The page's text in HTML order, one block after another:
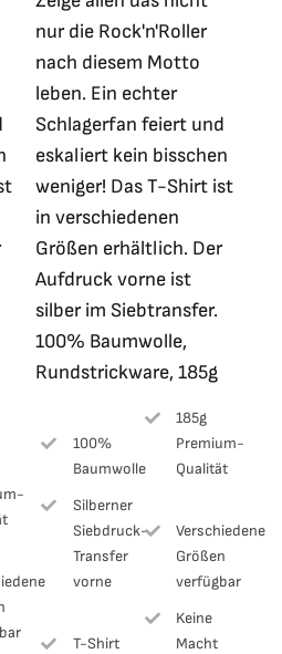
21,90 €5,00 €.
nur die Rock'n'Roller
nach diesem Motto
leben. Ein echter
Schlagerfan feiert und
eskaliert kein bisschen
weniger! Das T-Shirt ist
in verschiedenen
Größen erhältlich. Der
Aufdruck vorne ist
silber im Siebtransfer.
100% Baumwolle,
Rundstrickware, 185g
100%
Baumwolle
185g
Premium-
Qualität
Silberner
Siebdruck-
Transfer
vorne
Verschiedene
Größen
verfügbar
T-Shirt
Keine
Macht